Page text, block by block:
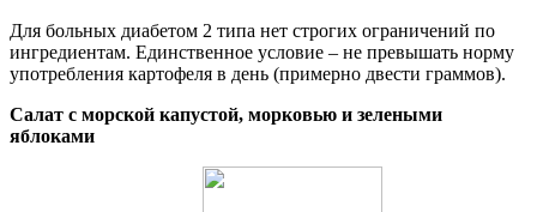
Для больных диабетом 2 типа нет строгих ограничений по
ингредиентам. Единственное условие – не превышать норму
употребления картофеля в день (примерно двести граммов).
Салат с морской капустой, морковью и зелеными
яблоками